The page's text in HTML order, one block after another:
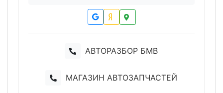
АВТОРАЗБОР БМВ
МАГАЗИН АВТОЗАПЧАСТЕЙ